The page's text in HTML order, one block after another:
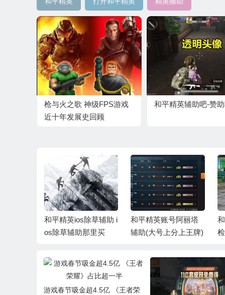
枪与火之歌 神级FPS游戏
近十年发展史回顾
和平精英辅助吧-赞
和平精英ios除草辅助 i
os除草辅助那里买
和平精英账号阿丽塔
辅助(大号上分上王牌)
游戏春节吸金超4.5亿 《王者荣